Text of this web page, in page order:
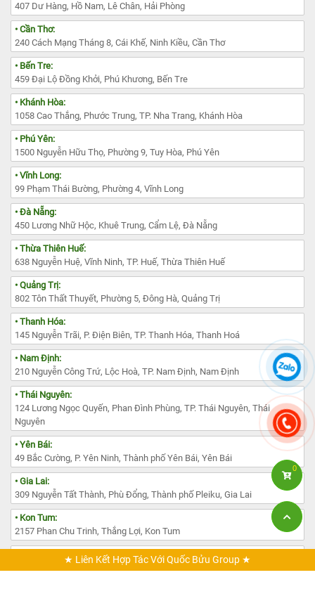
407 Dư Hàng, Hồ Nam, Lê Chân, Hải Phòng
• Cần Thơ:
240 Cách Mạng Tháng 8, Cái Khế, Ninh Kiều, Cần Thơ
• Bến Tre:
459 Đại Lộ Đồng Khởi, Phú Khương, Bến Tre
• Khánh Hòa:
1058 Cao Thắng, Phước Trung, TP. Nha Trang, Khánh Hòa
• Phú Yên:
1500 Nguyễn Hữu Thọ, Phường 9, Tuy Hòa, Phú Yên
• Vĩnh Long:
99 Phạm Thái Bường, Phường 4, Vĩnh Long
• Đà Nẵng:
450 Lương Nhữ Hộc, Khuê Trung, Cẩm Lệ, Đà Nẵng
• Thừa Thiên Huế:
638 Nguyễn Huệ, Vĩnh Ninh, TP. Huế, Thừa Thiên Huế
• Quảng Trị:
802 Tôn Thất Thuyết, Phường 5, Đông Hà, Quảng Trị
• Thanh Hóa:
145 Nguyễn Trãi, P. Điện Biên, TP. Thanh Hóa, Thanh Hoá
• Nam Định:
210 Nguyễn Công Trứ, Lộc Hoà, TP. Nam Định, Nam Định
• Thái Nguyên:
124 Lương Ngọc Quyến, Phan Đình Phùng, TP. Thái Nguyên, Thái
Nguyên
• Yên Bái:
49 Bắc Cường, P. Yên Ninh, Thành phố Yên Bái, Yên Bái
• Gia Lai:
309 Nguyễn Tất Thành, Phù Đổng, Thành phố Pleiku, Gia Lai
• Kon Tum:
2157 Phan Chu Trinh, Thắng Lợi, Kon Tum
385 Đường Nguyễn Văn Cừ, Phường 1, TP. Đà Lạt, Lâm Đồng
0
★ Liên Kết Hợp Tác Với Quốc Bửu Group ★